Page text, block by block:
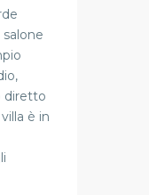
diretto
è in